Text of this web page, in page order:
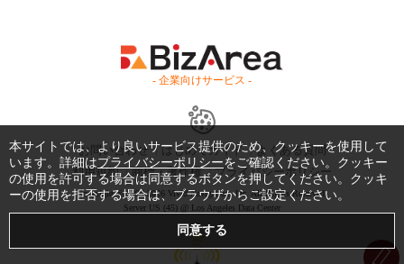
- 企業向けサービス -
お問い合わせ はじめてガイド
よくある質問
利用規約
商標・著作権 プライバシーポリシー
Copyright © 1999-2026 Vivid Navigation, Inc. All Rights Reserved.
Server US (45) @ Los Angeles Data Center
本サイトでは、より良いサービス提供のため、クッキーを使用して
います。詳細はプライバシーポリシーをご確認ください。クッキー
の使用を許可する場合は同意するボタンを押してください。クッキ
ーの使用を拒否する場合は、ブラウザからご設定ください。